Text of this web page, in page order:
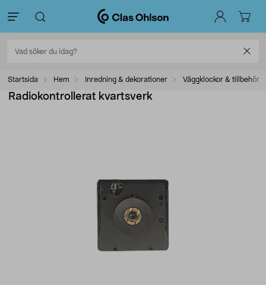
Startsida Hem Inredning & dekorationer Väggklockor & tillbehör
Radiokontrollerat kvartsverk